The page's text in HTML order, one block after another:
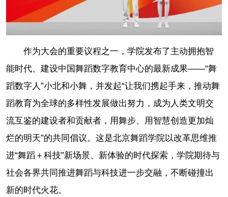
作为大会的重要议程之一，学院发布了主动拥抱智
能时代、建设中国舞蹈数字教育中心的最新成果——“舞
蹈数字人”小北和小舞，并发起“让我们携起手来，推动舞
蹈教育为全球的多样性发展做出努力，成为人类文明交
流互鉴的建设者和贡献者，用舞步、用智慧创造更加灿
烂的明天”的共同倡议。这是北京舞蹈学院以改革思维推
进“舞蹈＋科技”新场景、新体验的时代探索，学院期待与
社会各界共同推进舞蹈与科技进一步交融，不断碰撞出
新的时代火花。